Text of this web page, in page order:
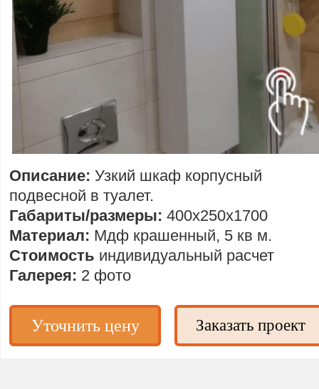
Описание: Узкий шкаф корпусный
подвесной в туалет.
Габариты/размеры: 400х250х1700
Материал: Мдф крашенный, 5 кв м.
Стоимость индивидуальный расчет
Галерея: 2 фото
Заказать проект
Уточнить цену